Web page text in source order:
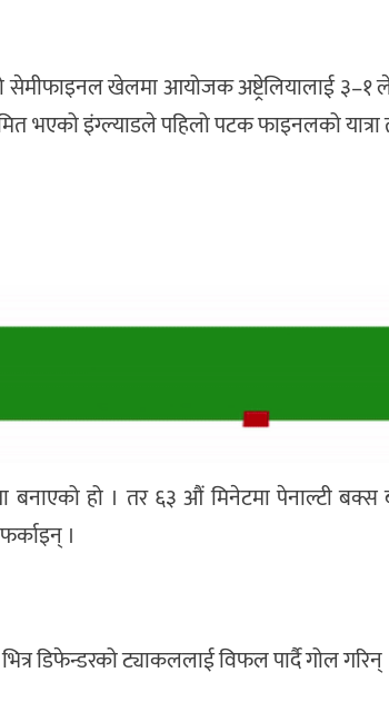
खेलमा आयोजक अष्ट्रेलियालाई ३–१
भएको इंग्ल्याडले पहिलो पटक फाइनलको
हो । तर ६३ औं मिनेटमा पेनाल्टी बक्स
।
डिफेन्डरको ट्याकललाई विफल पार्दै गोल गरिन्